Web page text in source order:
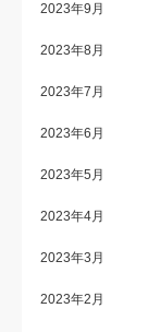
2023年9月
2023年8月
2023年7月
2023年6月
2023年5月
2023年4月
2023年3月
2023年2月